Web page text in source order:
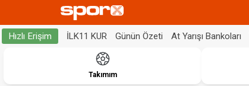
Hızlı Erişim İLK11 KUR Günün Özeti At Yarışı Bankoları
Takımım